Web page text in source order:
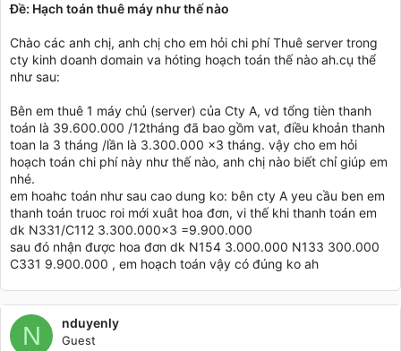
Ðề: Hạch toán thuê máy như thế nào
Chào các anh chị, anh chị cho em hỏi chi phí Thuê server trong
cty kinh doanh domain va hóting hoạch toán thế nào ah.cụ thể
như sau:
Bên em thuê 1 máy chủ (server) của Cty A, vd tổng tièn thanh
toán là 39.600.000 /12tháng đã bao gồm vat, điều khoản thanh
toan la 3 tháng /lần là 3.300.000 x3 tháng. vậy cho em hỏi
hoạch toán chi phí này như thế nào, anh chị nào biết chỉ giúp em
nhé.
em hoahc toán như sau cao dung ko: bên cty A yeu cầu ben em
thanh toán truoc roi mới xuât hoa đơn, vi thế khi thanh toán em
dk N331/C112 3.300.000x3 =9.900.000
sau đó nhận được hoa đơn dk N154 3.000.000 N133 300.000
C331 9.900.000 , em hoạch toán vậy có đúng ko ah
N nduyenly
Guest